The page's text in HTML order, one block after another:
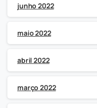
junho 2022
maio 2022
abril 2022
março 2022